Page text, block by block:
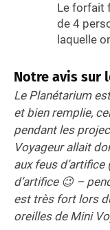
Le forfait
de 4
laquelle
Notre avis sur
Le Planétarium
et bien remplie,
pendant les
Voyageur allait
aux feus
d’artifice 😉 –
est très fort lors
oreilles de Mini